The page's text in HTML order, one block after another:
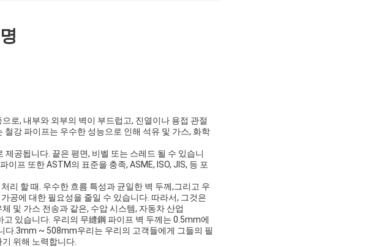
로, 내부와 외부의 벽이 부드럽고, 진열이나 용접 관절
강 파이프는 우수한 성능으로 인해 석유 및 가스, 화학
공됩니다. 끝은 평면, 비벨 또는 스레드 될 수 있습니
프 또한 ASTM의 표준을 충족, ASME, ISO, JIS, 등 포
리 할 때. 우수한 흐름 특성과 균일한 벽 두께,그리고 우
공에 대한 필요성을 줄일 수 있습니다. 따라서, 그것은
및 가스 전송과 같은, 수압 시스템, 자동차 산업
있습니다. 우리의 무縫鋼 파이프 벽 두께는 0.5mm에
다.3mm ~ 508mm우리는 우리의 고객들에게 그들의 필
위해 노력합니다.